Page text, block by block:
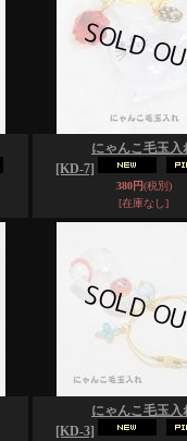
にゃんこ毛玉入
[KD-7]
380円(税別)
[在庫なし]
にゃんこ毛玉入
[KD-3]